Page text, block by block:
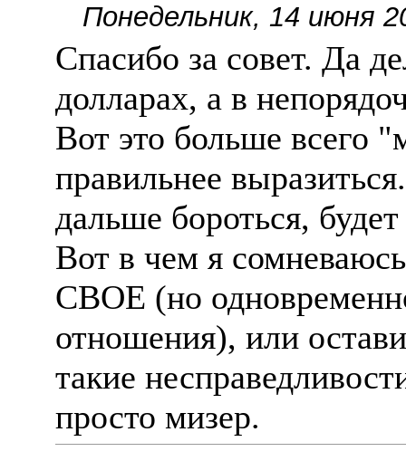
Понедельник, 14 июня
Спасибо за совет. Да
долларах, а в
Вот это больше всего
правильнее
дальше бороться,
Вот в чем я
СВОЕ (но
отношения), или
такие
просто мизер.